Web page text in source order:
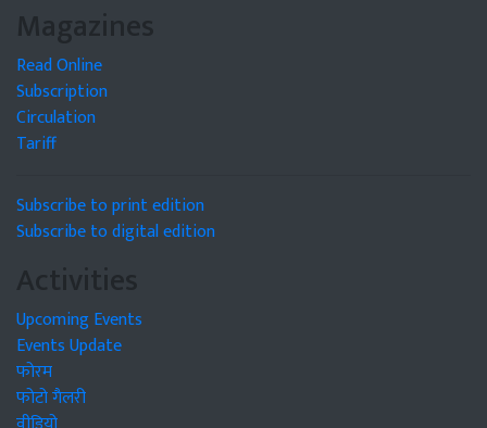
Magazines
Read Online
Subscription
Circulation
Tariff
Subscribe to print edition
Subscribe to digital edition
Activities
Upcoming Events
Events Update
फोरम
फोटो गैलरी